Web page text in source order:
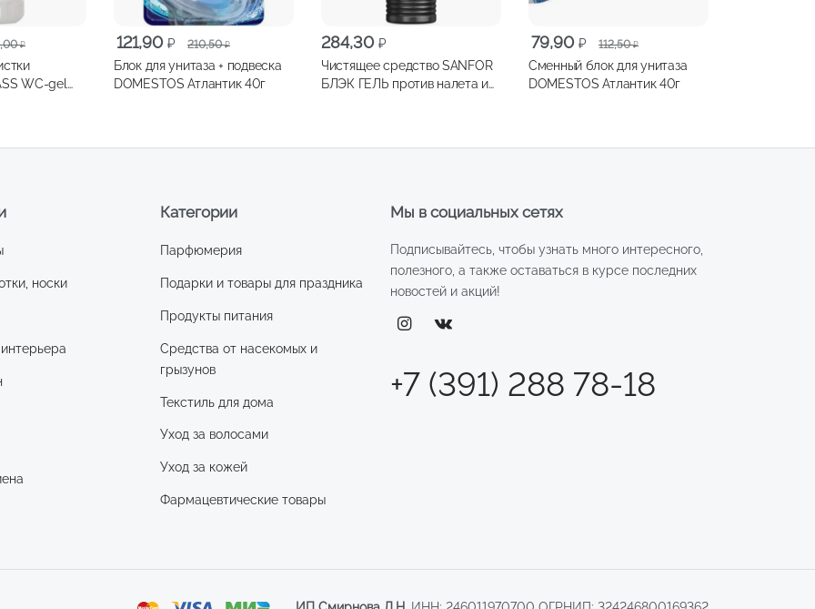
₽
WC-gel
210,50₽
Первоначальная
цена
составляла
121,90 ₽
Текущая
цена:
121,90 ₽.
Блок для унитаза + подвеска
DOMESTOS Атлантик 40г
284,30 ₽
Чистящее средство SANFOR
БЛЭК ГЕЛЬ против налета и
112,50₽
Первоначальная
цена
составляла
79,90 ₽
Текущая
цена:
79,90 ₽.
Сменный блок для унитаза
DOMESTOS Атлантик 40г
Мы в социальных сетях
Подписывайтесь, чтобы узнать много интересного,
полезного, а также оставаться в курсе последних
новостей и акций!
+7 (391) 288 78-18
носки
Категории
Парфюмерия
Подарки и товары для праздника
Продукты питания
Средства от насекомых и
грызунов
Текстиль для дома
Уход за волосами
Уход за кожей
Фармацевтические товары